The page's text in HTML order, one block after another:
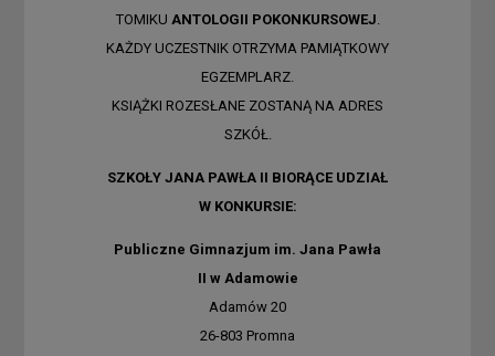
TOMIKU ANTOLOGII POKONKURSOWEJ
KAŻDY UCZESTNIK OTRZYMA PAMIĄTKOWY
EGZEMPLARZ.
KSIĄŻKI ROZESŁANE ZOSTANĄ NA ADRES
SZKÓŁ.
SZKOŁY JANA PAWŁA II BIORĄCE UDZIAŁ
W KONKURSIE:
Publiczne Gimnazjum im. Jana Pawła
II w Adamowie
Adamów 20
26-803 Promna